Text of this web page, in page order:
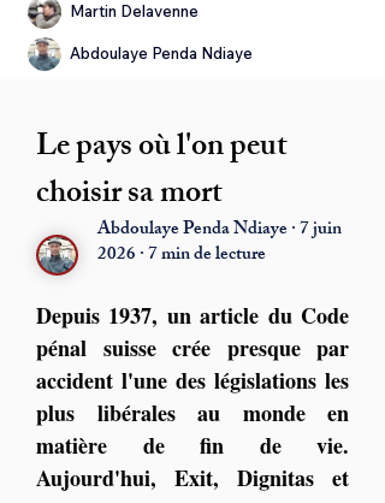
Martin Delavenne
Abdoulaye Penda Ndiaye
Le pays où l'on peut
choisir sa mort
Abdoulaye Penda Ndiaye · 7 juin
2026 · 7 min de lecture
Depuis 1937, un article du Code
pénal suisse crée presque par
accident l'une des législations les
plus libérales au monde en
matière de fin de vie.
Aujourd'hui, Exit, Dignitas et